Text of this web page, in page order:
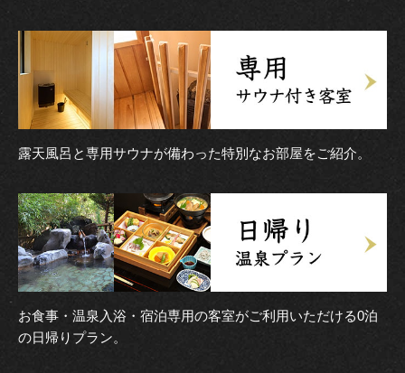
露天風呂と専用サウナが備わった特別なお部屋をご紹介。
お食事・温泉入浴・宿泊専用の客室がご利用いただける0泊
の日帰りプラン。